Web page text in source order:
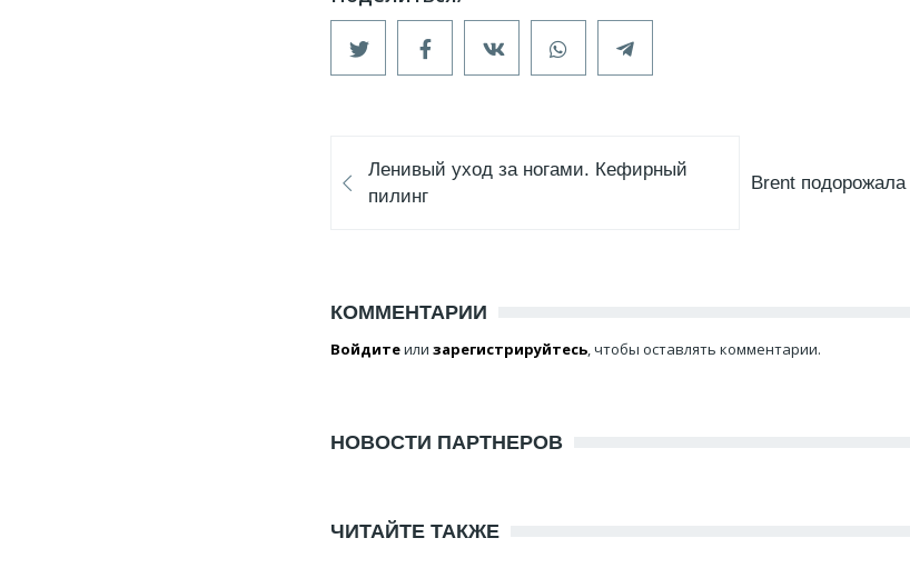
Ленивый уход за ногами. Кефирный
пилинг
Brent
КОММЕНТАРИИ
Войдитеили зарегистрируйтесь, чтобы оставлять комментарии.
НОВОСТИ ПАРТНЕРОВ
ЧИТАЙТЕ ТАКЖЕ